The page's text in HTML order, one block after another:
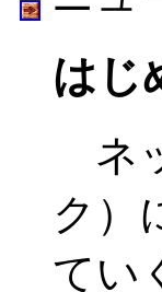
はじ
ネ
ク）
てい